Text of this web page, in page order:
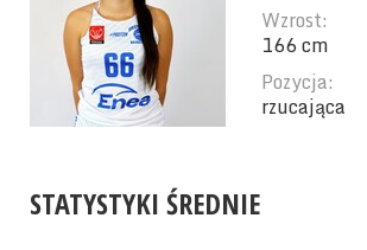
Wzrost:
166 cm
Pozycja:
rzucająca
STATYSTYKI ŚREDNIE